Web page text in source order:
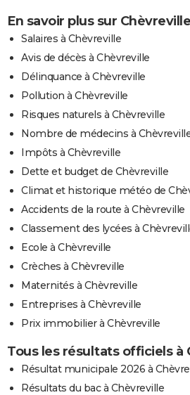
En savoir plus sur Chèvreville
Salaires à Chèvreville
Avis de décès à Chèvreville
Délinquance à Chèvreville
Pollution à Chèvreville
Risques naturels à Chèvreville
Nombre de médecins à
Impôts à Chèvreville
Dette et budget de Chèvreville
Climat et historique météo de
Accidents de la route à Chèvreville
Classement des lycées à
Ecole à Chèvreville
Crèches à Chèvreville
Maternités à Chèvreville
Entreprises à Chèvreville
Prix immobilier à Chèvreville
Tous les résultats officiels à
Résultat municipale 2026 à
Résultats du bac à Chèvreville